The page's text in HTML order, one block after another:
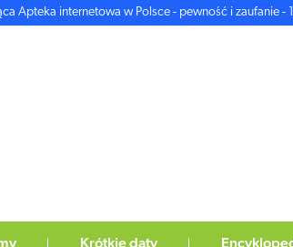
Apteka internetowa w Polsce - pewność i zaufanie -